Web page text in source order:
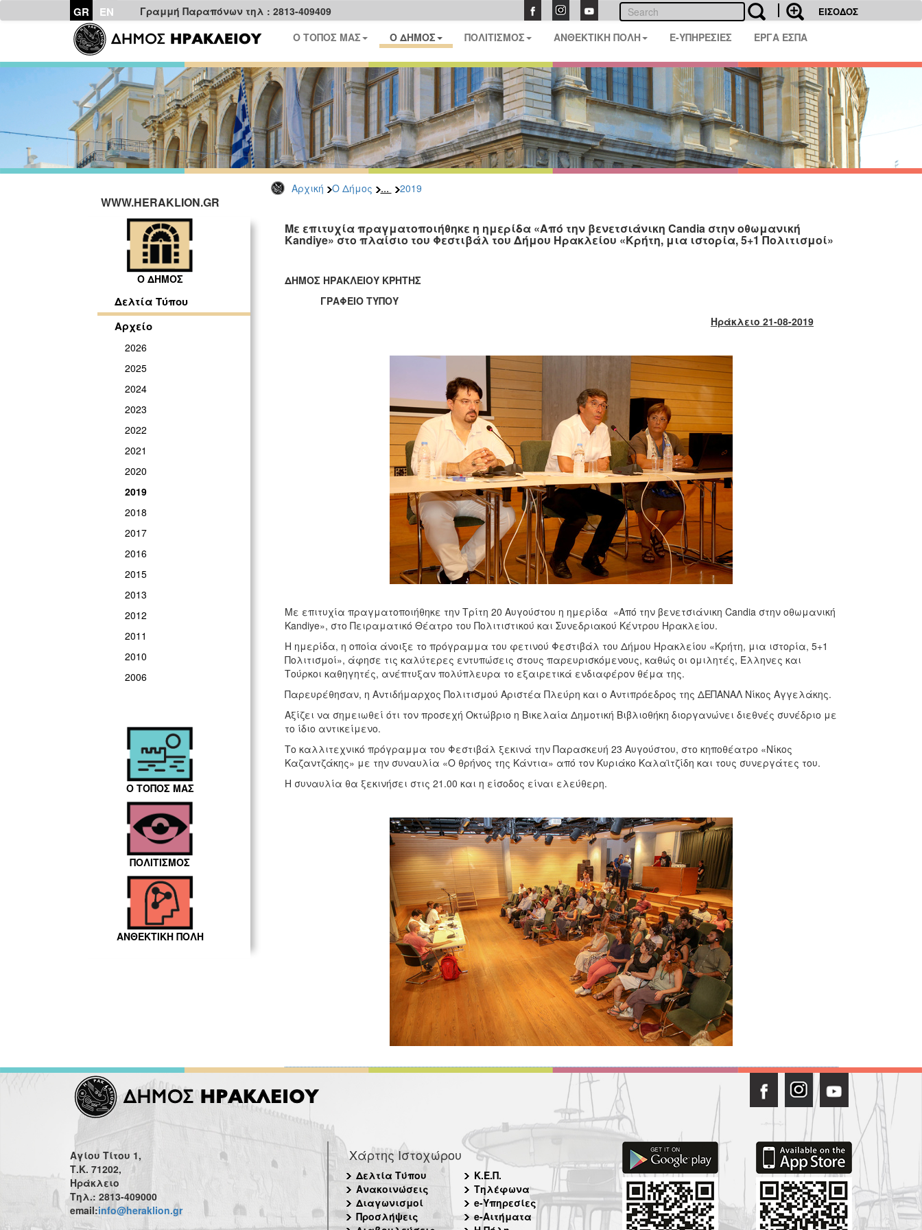
GR EN Γραμμή Παραπόνων τηλ : 2813-409409 ΕΙΣΟΔΟΣ
Ο ΤΟΠΟΣ ΜΑΣ Ο ΔΗΜΟΣ ΠΟΛΙΤΙΣΜΟΣ ΑΝΘΕΚΤΙΚΗ ΠΟΛΗ E-ΥΠΗΡΕΣΙΕΣ ΕΡΓΑ ΕΣΠΑ
Αρχική Ο Δήμος ... 2019
WWW.HERAKLION.GR
Ο ΔΗΜΟΣ
Δελτία Τύπου
Αρχείο
2026
2025
2024
2023
2022
2021
2020
2019
2018
2017
2016
2015
2013
2012
2011
2010
2006
Ο ΤΟΠΟΣ ΜΑΣ
ΠΟΛΙΤΙΣΜΟΣ
ΑΝΘΕΚΤΙΚΗ ΠΟΛΗ
Με επιτυχία πραγματοποιήθηκε η ημερίδα «Από την βενετσιάνικη Candia στην οθωμανική
Kandiye» στο πλαίσιο του Φεστιβάλ του Δήμου Ηρακλείου «Κρήτη, μια ιστορία, 5+1 Πολιτισμοί»
ΔΗΜΟΣ ΗΡΑΚΛΕΙΟΥ ΚΡΗΤΗΣ
ΓΡΑΦΕΙΟ ΤΥΠΟΥ
Ηράκλειο 21-08-2019
Με επιτυχία πραγματοποιήθηκε την Τρίτη 20 Αυγούστου η ημερίδα «Από την βενετσιάνικη Candia στην οθωμανική
Kandiye», στο Πειραματικό Θέατρο του Πολιτιστικού και Συνεδριακού Κέντρου Ηρακλείου.
Η ημερίδα, η οποία άνοιξε το πρόγραμμα του φετινού Φεστιβάλ του Δήμου Ηρακλείου «Κρήτη, μια ιστορία, 5+1
Πολιτισμοί», άφησε τις καλύτερες εντυπώσεις στους παρευρισκόμενους, καθώς οι ομιλητές, Έλληνες και
Τούρκοι καθηγητές, ανέπτυξαν πολύπλευρα το εξαιρετικά ενδιαφέρον θέμα της.
Παρευρέθησαν, η Αντιδήμαρχος Πολιτισμού Αριστέα Πλεύρη και ο Αντιπρόεδρος της ΔΕΠΑΝΑΛ Νίκος Αγγελάκης.
Αξίζει να σημειωθεί ότι τον προσεχή Οκτώβριο η Βικελαία Δημοτική Βιβλιοθήκη διοργανώνει διεθνές συνέδριο με
το ίδιο αντικείμενο.
Το καλλιτεχνικό πρόγραμμα του Φεστιβάλ ξεκινά την Παρασκευή 23 Αυγούστου, στο κηποθέατρο «Νίκος
Καζαντζάκης» με την συναυλία «Ο θρήνος της Κάντια» από τον Κυριάκο Καλαϊτζίδη και τους συνεργάτες του.
Η συναυλία θα ξεκινήσει στις 21.00 και η είσοδος είναι ελεύθερη.
Αγίου Τίτου 1,
Τ.Κ. 71202,
Ηράκλειο
Τηλ.: 2813-409000
email:info@heraklion.gr
Χάρτης Ιστοχώρου
Δελτία Τύπου
Ανακοινώσεις
Διαγωνισμοί
Προσλήψεις
Κ.Ε.Π.
Τηλέφωνα
e-Υπηρεσίες
e-Αιτήματα